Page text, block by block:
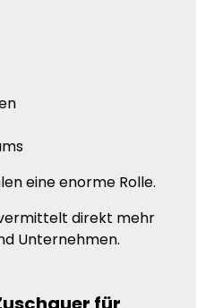
eine enorme Rolle.
direkt mehr
Unternehmen.